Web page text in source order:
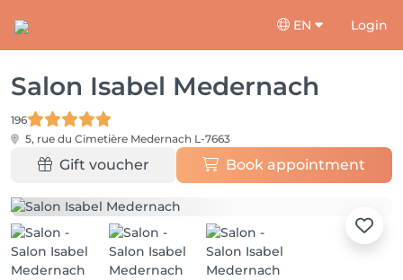
EN Login
Salon Isabel Medernach
196
5, rue du Cimetière Medernach L-7663
Gift voucher Book appointment